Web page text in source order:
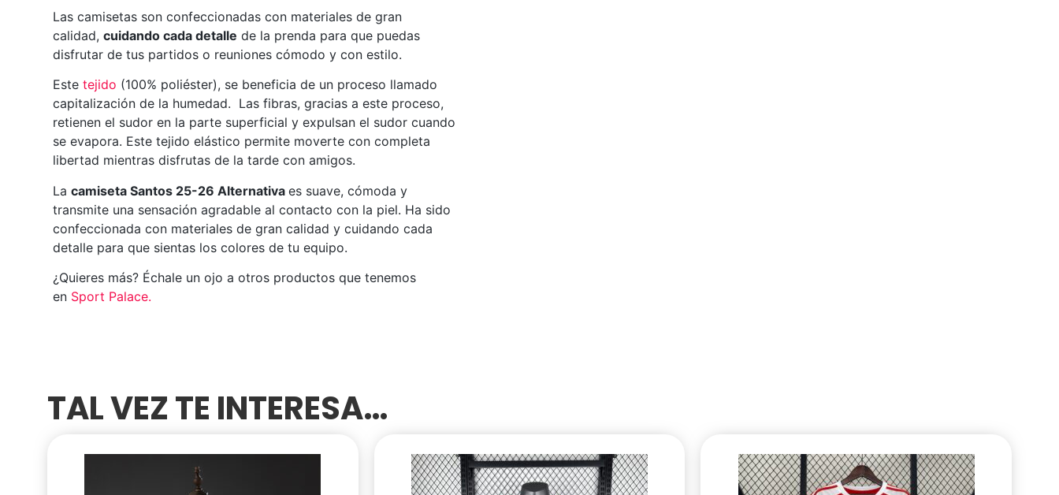
Las camisetas son confeccionadas con materiales de gran
calidad,cuidando cada detalle de la prenda para que puedas
disfrutar de tus partidos o reuniones cómodo y con estilo.
Estetejido (100% poliéster), se beneficia de un proceso llamado
capitalización de la humedad. Las fibras, gracias a este proceso,
retienen el sudor en la parte superficial y expulsan el sudor cuando
se evapora. Este tejido elástico permite moverte con completa
libertad mientras disfrutas de la tarde con amigos.
Lacamiseta Santos 25-26 Alternativa es suave, cómoda y
transmite una sensación agradable al contacto con la piel. Ha sido
confeccionada con materiales de gran calidad y cuidando cada
detalle para que sientas los colores de tu equipo.
¿Quieres más? Échale un ojo a otros productos que tenemos
en Sport Palace.
TAL VEZ TE INTERESA…